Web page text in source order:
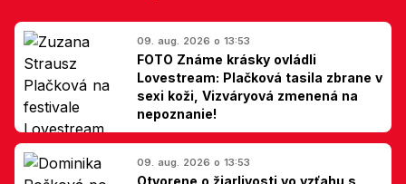
09. aug. 2026 o 13:53
FOTO Známe krásky ovládli
Lovestream: Plačková tasila zbrane v
sexi koži, Vizváryová zmenená na
nepoznanie!
09. aug. 2026 o 13:53
Otvorene o žiarlivosti vo vzťahu s